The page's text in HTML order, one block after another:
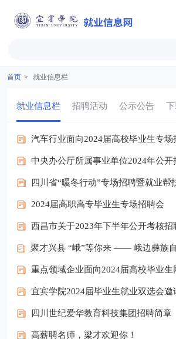
首页 > 就业信息栏
就业信息栏 招聘活动 公示公告
汽车行业面向2024届高校毕业生专场
中央办公厅所属事业单位2024年公开
2024届高职高专毕业生专场招聘会
西昌市关于2023年下半年公开考核招
重点领域企业面向2024届高校毕业生
宜宾学院2024届毕业生就业双选会邀
四川世纪爱华教育科技集团招聘简章
高薪聘名师，梁才欢迎你！